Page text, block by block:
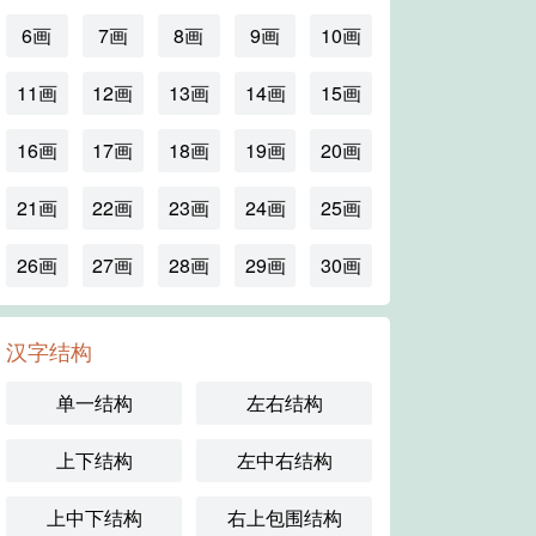
6画 7画 8画 9画 10画
11画 12画 13画 14画 15画
16画 17画 18画 19画 20画
21画 22画 23画 24画 25画
26画 27画 28画 29画 30画
汉字结构
单一结构 左右结构
上下结构 左中右结构
上中下结构 右上包围结构